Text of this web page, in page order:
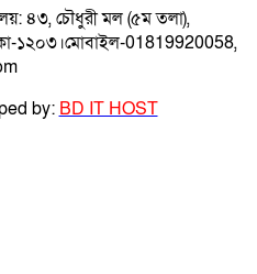
৪৩, চৌধুরী মল (৫ম তলা),
১২০৩।মোবাইল-01819920058,
by: BD IT HOST